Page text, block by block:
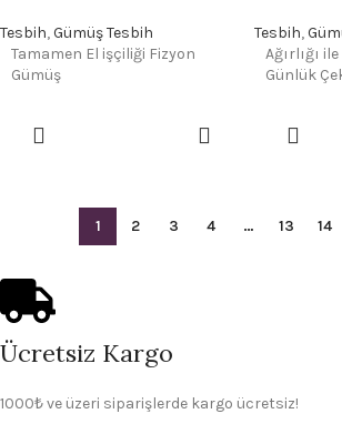
Tesbih,Gümüş Tesbih
Tamamen El işçiliği Fizyon
Gümüş
Tesbih,
Ağırlığı
Günlük
1 2 3 4 … 13 14
Ücretsiz Kargo
1000₺ ve üzeri siparişlerde kargo ücretsiz!